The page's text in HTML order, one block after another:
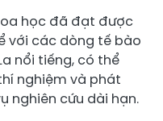
học đã đạt được
với các dòng tế bào
nổi tiếng, có thể
nghiệm và phát
nghiên cứu dài hạn.